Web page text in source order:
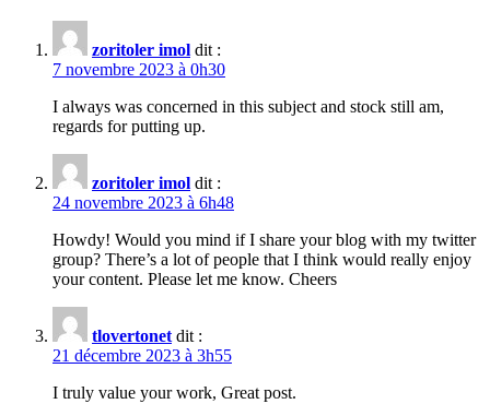
zoritoler imol dit :
7 novembre 2023 à 0h30
I always was concerned in this subject and stock still am,
regards for putting up.
zoritoler imol dit :
24 novembre 2023 à 6h48
Howdy! Would you mind if I share your blog with my twitter
group? There’s a lot of people that I think would really enjoy
your content. Please let me know. Cheers
tlovertonet dit :
21 décembre 2023 à 3h55
I truly value your work, Great post.